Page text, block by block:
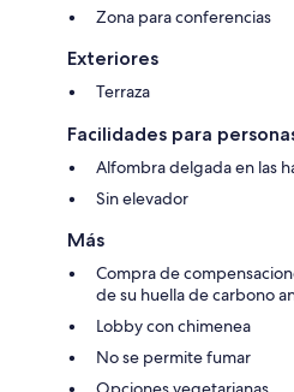
Zona para conferencias
Exteriores
Terraza
Facilidades para
Alfombra delgada en las
Sin elevador
Más
Compra de
de su huella de carbono
Lobby con chimenea
No se permite fumar